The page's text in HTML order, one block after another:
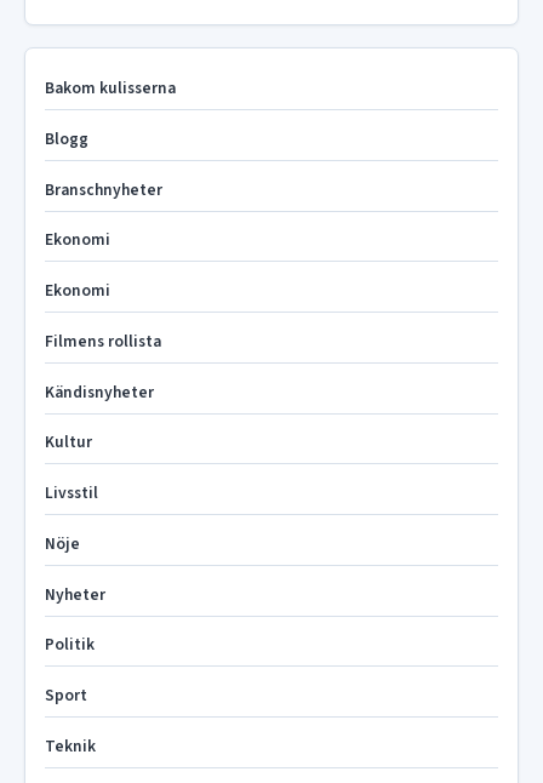
Bakom kulisserna
Blogg
Branschnyheter
Ekonomi
Ekonomi
Filmens rollista
Kändisnyheter
Kultur
Livsstil
Nöje
Nyheter
Politik
Sport
Teknik